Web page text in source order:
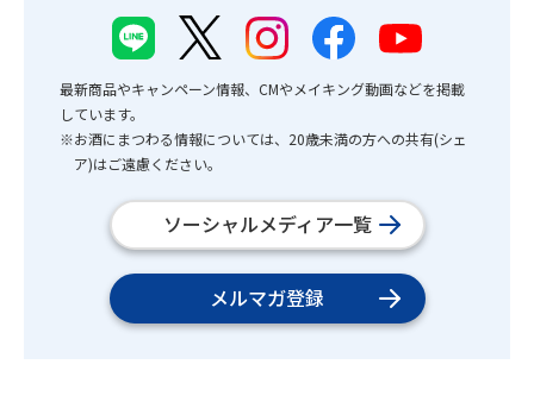
最新商品やキャンペーン情報、CMやメイキング動画などを掲載
しています。
※お酒にまつわる情報については、20歳未満の方への共有(シェ
ア)はご遠慮ください。
ソーシャルメディア一覧
メルマガ登録